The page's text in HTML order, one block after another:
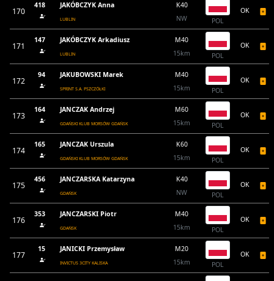
170
418 JAKÓBCZYK Anna
LUBLIN
K40
NW
POL
OK
171
147 JAKÓBCZYK Arkadiusz
LUBLIN
M40
15km
POL
OK
172
94 JAKUBOWSKI Marek
SPRINT S.A. PSZCZÓŁKI
M40
15km
POL
OK
173
164 JANCZAK Andrzej
GDAŃSKI KLUB MORSÓW GDAŃSK
M60
15km
POL
OK
174
165 JANCZAK Urszula
GDAŃSKI KLUB MORSÓW GDAŃSK
K60
15km
POL
OK
175
456 JANCZARSKA Katarzyna
GDAŃSK
K40
NW
POL
OK
176
353 JANCZARSKI Piotr
GDAŃSK
M40
15km
POL
OK
177
15 JANICKI Przemysław
INVICTUS 3CITY KALISKA
M20
15km
POL
OK